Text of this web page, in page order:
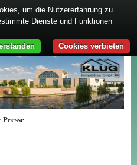
um die Nutzererfahrung zu
Dienste und Funktionen
Cookies verbieten